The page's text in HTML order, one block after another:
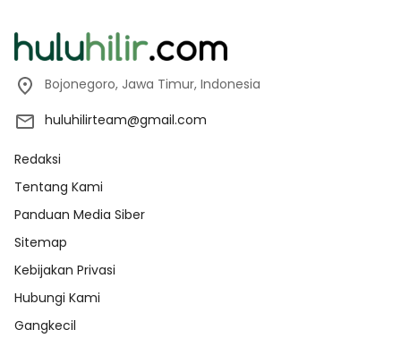
Bojonegoro, Jawa Timur, Indonesia
huluhilirteam@gmail.com
Redaksi
Tentang Kami
Panduan Media Siber
Sitemap
Kebijakan Privasi
Hubungi Kami
Gangkecil